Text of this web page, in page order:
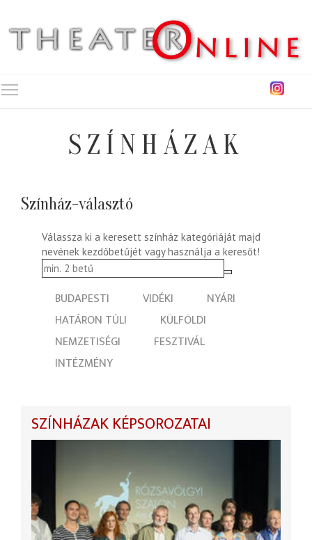
SZÍNHÁZAK
Színház-választó
Válassza ki a keresett színház kategóriáját majd
nevének kezdőbetűjét vagy használja a keresőt!
BUDAPESTI VIDÉKI
NYÁRI
HATÁRON TÚLI
KÜLFÖLDI
NEMZETISÉGI
FESZTIVÁL
INTÉZMÉNY
SZÍNHÁZAK KÉPSOROZATAI